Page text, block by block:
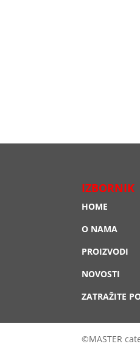
IZBORNIK
HOME
O NAMA
PROIZVODI
NOVOSTI
ZATRAŽITE
©MASTER